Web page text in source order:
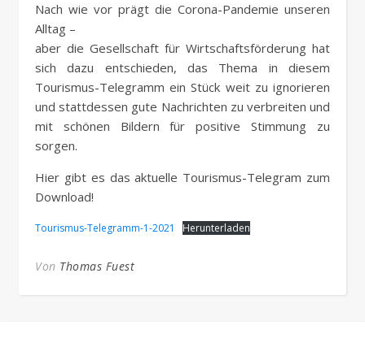
Nach wie vor prägt die Corona-Pandemie unseren
Alltag –
aber die Gesellschaft für Wirtschaftsförderung hat
sich dazu entschieden, das Thema in diesem
Tourismus-Telegramm ein Stück weit zu ignorieren
und stattdessen gute Nachrichten zu verbreiten und
mit schönen Bildern für positive Stimmung zu
sorgen.
Hier gibt es das aktuelle Tourismus-Telegram zum
Download!
Tourismus-Telegramm-1-2021 Herunterladen
Von Thomas Fuest